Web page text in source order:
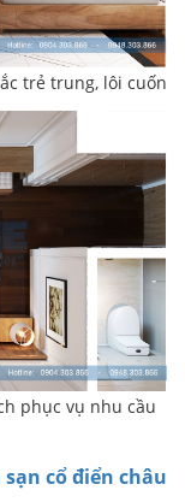
trẻ trung, lôi cuốn
phục vụ nhu cầu
cổ điển châu